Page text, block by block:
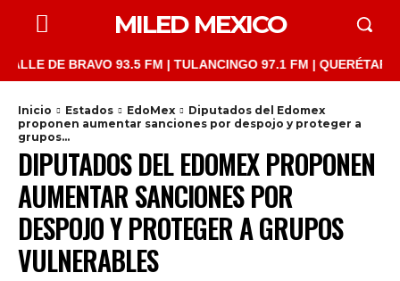
MILED MEXICO
DE BRAVO 93.5 FM | TULANCINGO 97.1 FM | QUERÉTARO
Inicio Estados EdoMex
Diputados del Edomex
proponen aumentar sanciones por despojo y proteger a
grupos...
DIPUTADOS DEL EDOMEX PROPONEN
AUMENTAR SANCIONES POR
DESPOJO Y PROTEGER A GRUPOS
VULNERABLES